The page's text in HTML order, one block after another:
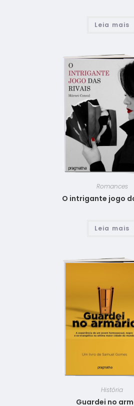
Leia mais
Romances
O intrigante jogo
Leia mais
História
Guardei no